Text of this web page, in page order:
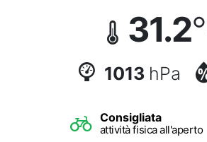
31.2
1013 hPa
Consigliata
attività fisica all'aperto